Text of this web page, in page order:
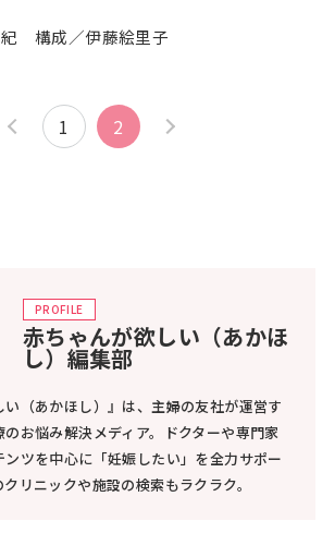
構成／伊藤絵里子
1 2
PROFILE
赤ちゃんが欲しい（あかほ
し）編集部
い（あかほし）』は、主婦の友社が運営す
お悩み解決メディア。ドクターや専門家
ツを中心に「妊娠したい」を全力サポー
リニックや施設の検索もラクラク。